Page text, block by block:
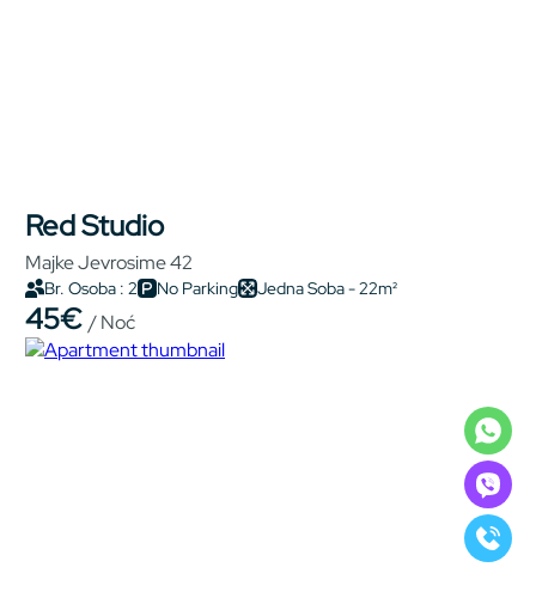
Red Studio
Majke Jevrosime 42
Br. Osoba : 2 No Parking Jedna Soba - 22m²
45€ / Noć